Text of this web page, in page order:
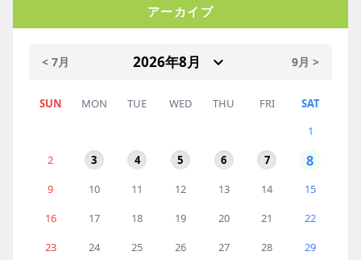
アーカイブ
< 7月 9月 >
SUN MON TUE WED THU FRI
SAT
1
2
3 4 5 6 7 8
9 10 11 12 13 14
15
16
17 18 19 20 21
22
23
24 25 26 27 28
29